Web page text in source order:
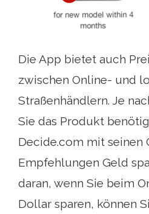
Die App bietet auch
zwischen Online- und
Straßenhändlern. Je
Sie das Produkt
Decide.com mit seinen
Empfehlungen Geld
daran, wenn Sie beim
Dollar sparen, können